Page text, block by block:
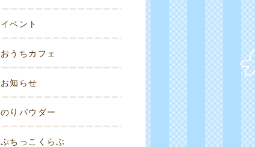
イベント
おうちカフェ
お知らせ
のりパウダー
ぷちっこくらぶ